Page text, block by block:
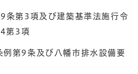
条第3項及び建築基準法施行令
第3項
例第9条及び八幡市排水設備要